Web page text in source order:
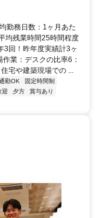
勤務日数：1ヶ月あた
均残業時間25時間程度
3回！昨年度実績計3ヶ
業：デスクの比率6：
宅や建築現場での ...
勤OK
固定時間制
迎 夕方
賞与あり